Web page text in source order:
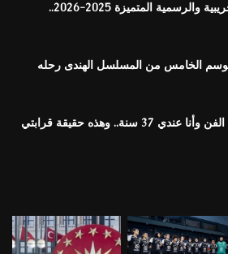
مصروفات المدارس التجريبية والرسمية المتميزة 2025-2026..
الخامس من المسلسل الهندى رحله
مريم سعيد صالح: دخلت الفن وأنا عندي 37 سنة.. وهذه حقيقة قرابتي